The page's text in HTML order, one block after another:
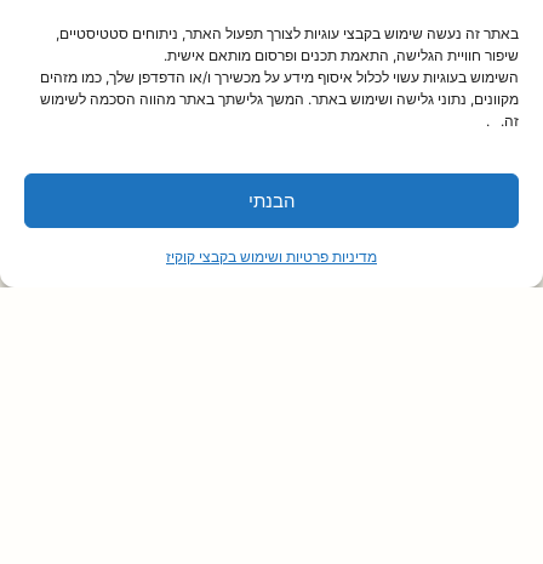
באתר זה נעשה שימוש בקבצי עוגיות לצורך תפעול האתר, ניתוחים סטטיסטיים,
שיפור חוויית הגלישה, התאמת תכנים ופרסום מותאם אישית.
השימוש בעוגיות עשוי לכלול איסוף מידע על מכשירך ו/או הדפדפן שלך, כמו מזהים
מקוונים, נתוני גלישה ושימוש באתר. המשך גלישתך באתר מהווה הסכמה לשימוש
זה. .
הבנתי
מדיניות פרטיות ושימוש בקבצי קוקיז